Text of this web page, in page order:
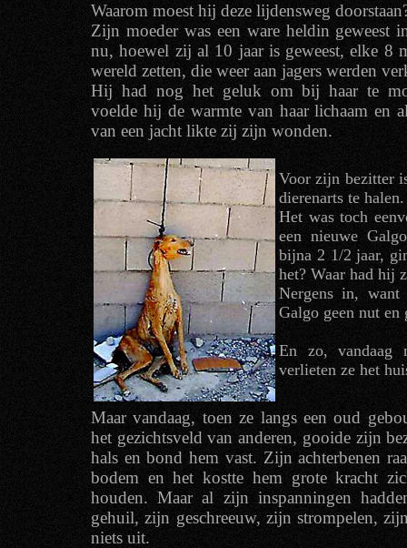
Waarom moest hij deze lijdensweg
Zijn moeder was een ware heldin geweest
nu, hoewel zij al 10 jaar is geweest, elke 8
wereld zetten, die weer aan jagers werden
Hij had nog het geluk om bij haar te
voelde hij de warmte van haar lichaam en
van een jacht likte zij zijn wonden.
Voor zijn bezitter
dierenarts te
Het was toch
een nieuwe
bijna 2 1/2 jaar,
het? Waar had hij
Nergens in,
Galgo geen nut en
En zo, vandaag
verlieten ze het
Maar vandaag, toen ze langs een oud
het gezichtsveld van anderen, gooide zijn
hals en bond hem vast. Zijn achterbenen
bodem en het kostte hem grote kracht
houden. Maar al zijn inspanningen
gehuil, zijn geschreeuw, zijn strompelen,
niets uit.